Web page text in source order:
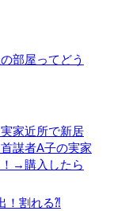
部屋ってどう
家近所で新居
謀者A子の実家
→購入したら
！割れる⁈